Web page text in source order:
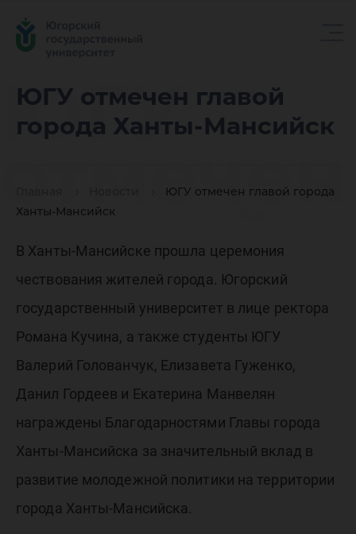
ЮГУ отмечен главой
города Ханты-Мансийск
ЮГУ отмечен главой города
Ханты-Мансийск
ЮГУ
отмечен
главой
города
Ханты-
В Ханты-Мансийске прошла церемония
чествования жителей города. Югорский
государственный университет в лице ректора
Романа Кучина, а также студенты ЮГУ
Валерий Голованчук, Елизавета Гуженко,
Данил Гордеев и Екатерина Манвелян
награждены Благодарностями Главы города
Ханты-Мансийска за значительный вклад в
развитие молодежной политики на территории
города Ханты-Мансийска.